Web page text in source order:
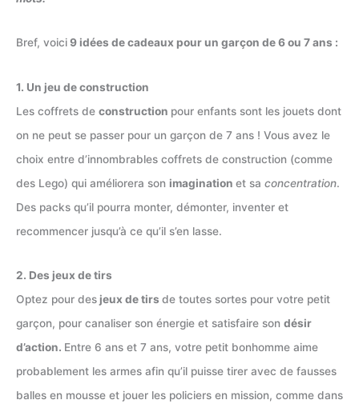
Bref, voici9 idées de cadeaux pour un garçon de 6 ou 7 ans :
1. Un jeu de construction
Les coffrets de construction pour enfants sont les jouets dont
on ne peut se passer pour un garçon de 7 ans ! Vous avez le
choix entre d’innombrables coffrets de construction (comme
des Lego) qui améliorera son imagination et sa concentration.
Des packs qu’il pourra monter, démonter, inventer et
recommencer jusqu’à ce qu’il s’en lasse.
2. Des jeux de tirs
Optez pour des jeux de tirs de toutes sortes pour votre petit
garçon, pour canaliser son énergie et satisfaire son désir
d’action. Entre 6 ans et 7 ans, votre petit bonhomme aime
probablement les armes afin qu’il puisse tirer avec de fausses
balles en mousse et jouer les policiers en mission, comme dans